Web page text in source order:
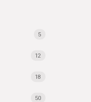
5
12
18
50